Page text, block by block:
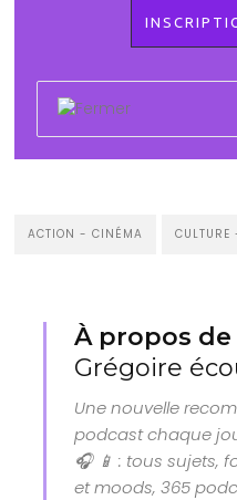
ACTION - CINÉMA
À propos
Grégoire
Une nouvelle
podcast chaque
🎧 📱 : tous sujets,
et moods, 365